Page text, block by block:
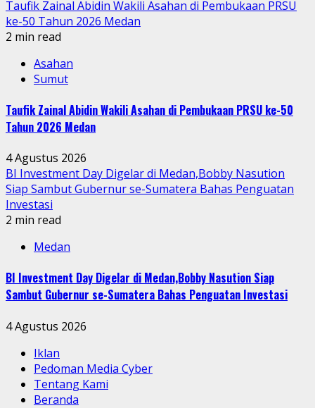
Taufik Zainal Abidin Wakili Asahan di Pembukaan PRSU
ke-50 Tahun 2026 Medan
2 min read
Asahan
Sumut
Taufik Zainal Abidin Wakili Asahan di Pembukaan PRSU ke-50
Tahun 2026 Medan
4 Agustus 2026
BI Investment Day Digelar di Medan,Bobby Nasution
Siap Sambut Gubernur se-Sumatera Bahas Penguatan
Investasi
2 min read
Medan
BI Investment Day Digelar di Medan,Bobby Nasution Siap
Sambut Gubernur se-Sumatera Bahas Penguatan Investasi
4 Agustus 2026
Iklan
Pedoman Media Cyber
Tentang Kami
Beranda